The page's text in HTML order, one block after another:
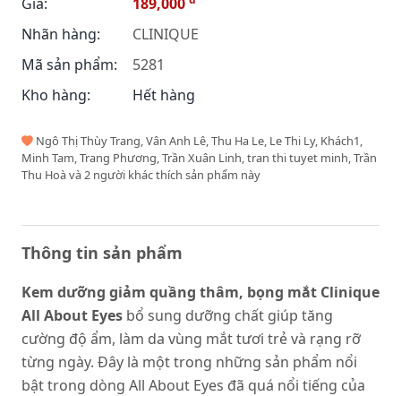
Nhãn hàng:
CLINIQUE
Mã sản phẩm:
5281
Kho hàng:
Hết hàng
Ngô Thị Thùy Trang, Vân Anh Lê, Thu Ha Le, Le Thi Ly, Khách1,
Minh Tam, Trang Phương, Trần Xuân Linh, tran thi tuyet minh, Trần
Thu Hoà và 2 người khác thích sản phẩm này
Thông tin sản phẩm
Kem dưỡng giảm quầng thâm, bọng mắt Clinique
All About Eyes bổ sung dưỡng chất giúp tăng
cường độ ẩm, làm da vùng mắt tươi trẻ và rạng rỡ
từng ngày. Đây là một trong những sản phẩm nổi
bật trong dòng All About Eyes đã quá nổi tiếng của